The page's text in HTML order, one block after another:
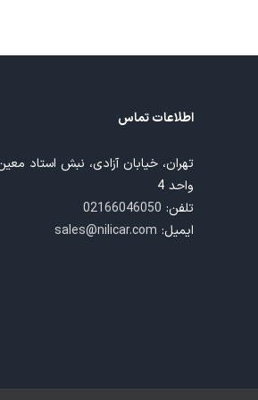
اطلاعات تماس
واحد 4
تلفن: 02166046050
ایمیل: sales@nilicar.com